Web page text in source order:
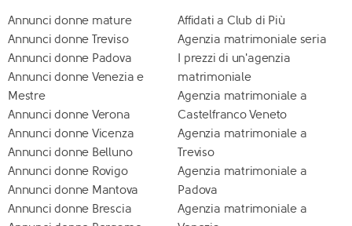
Annunci donne mature
Annunci donne Treviso
Annunci donne Padova
Annunci donne Venezia e
Mestre
Annunci donne Verona
Annunci donne Vicenza
Annunci donne Belluno
Annunci donne Rovigo
Annunci donne Mantova
Annunci donne Brescia
Affidati a Club di Più
Agenzia matrimoniale seria
I prezzi di un'agenzia
matrimoniale
Agenzia matrimoniale a
Castelfranco Veneto
Agenzia matrimoniale a
Treviso
Agenzia matrimoniale a
Padova
Agenzia matrimoniale a